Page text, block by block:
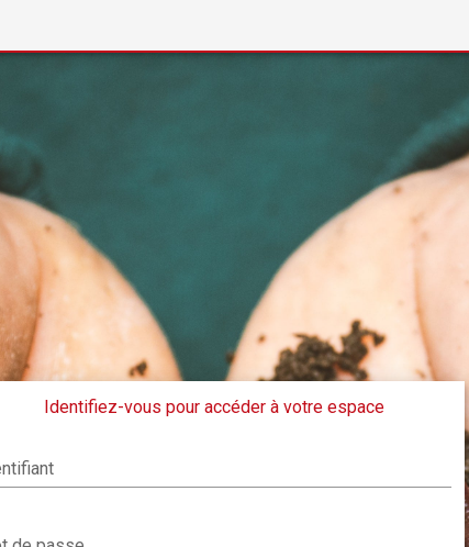
Identifiez-vous pour accéder à votre espace